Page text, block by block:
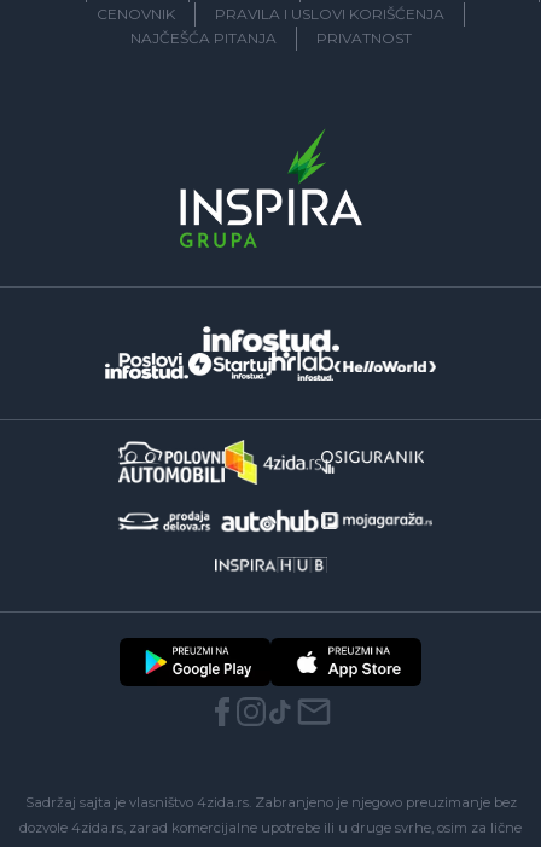
CENOVNIK
PRAVILA I USLOVI KORIŠĆENJA
NAJČEŠĆA PITANJA
PRIVATNOST
Sadržaj sajta je vlasništvo 4zida.rs. Zabranjeno je njegovo preuzimanje bez
dozvole 4zida.rs, zarad komercijalne upotrebe ili u druge svrhe, osim za lične